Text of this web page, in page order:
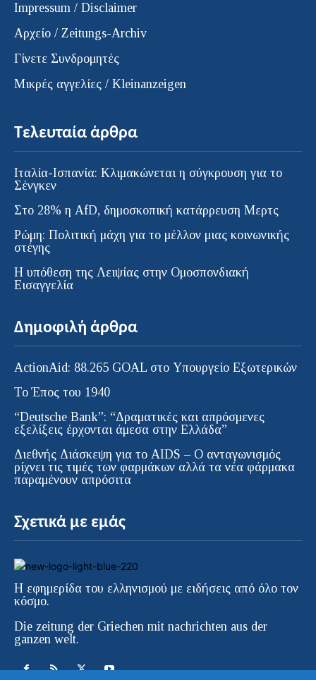
Impressum / Disclaimer
Αρχείο / Zeitungs-Archiv
Γίνετε Συνδρομητές
Μικρές αγγελίες / Kleinanzeigen
Τελευταία άρθρα
Ιταλία-Ισπανία: Κλιμακώνεται η σύγκρουση για το
Σένγκεν
Στο 28% η AfD, δημοσκοπική κατάρρευση Μερτς
Ρώμη: Πολιτική μάχη για το μέλλον μιας κοινωνικής
στέγης
Η υπόθεση της Λειψίας στην Ομοσπονδιακή
Εισαγγελία
Δημοφιλή άρθρα
ActionAid: 88.265 GOAL στο Υπουργείο Εξωτερικών
Το Έπος του 1940
“Deutsche Bank”: “Δραματικές και απρόσμενες
εξελίξεις έρχονται άμεσα στην Ελλάδα”
Διεθνής Διάσκεψη για το AIDS – Ο ανταγωνισμός
ρίχνει τις τιμές των φαρμάκων αλλά τα νέα φάρμακα
παραμένουν απρόσιτα
Σχετικά με εμάς
Η εφημερίδα του ελληνισμού με ειδήσεις από όλο τον
κόσμο.
Die zeitung der Griechen mit nachrichten aus der
ganzen welt.